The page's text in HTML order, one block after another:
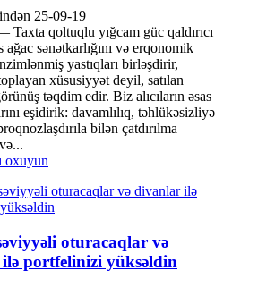
25-09-19
Taxta qoltuqlu yığcam güc qaldırıcı
ağac sənətkarlığını və erqonomik
yastıqları birləşdirir,
xüsusiyyət deyil, satılan
təqdim edir. Biz alıcıların əsas
eşidirik: davamlılıq, təhlükəsizliyə
bilən çatdırılma
oxuyun
oturacaqlar və
portfelinizi yüksəldin